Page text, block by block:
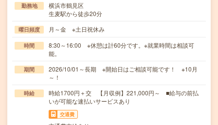
勤務地
横浜市鶴見区
生麦駅から徒歩20分
曜日頻度 月～金 ※土日祝休み
時間
8:30～16:00 ※休憩は計60分です。※就業時間は相談可
能。
期間
2026/10/01～長期 ※開始日はご相談可能です！ ※10月
～！
時給
時給1700円＋交 【月収例】221,000円～ ■給与の前払
いが可能な速払いサービスあり
交通費